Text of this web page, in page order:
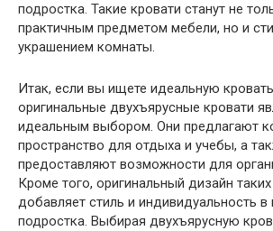
подростка. Такие кровати станут не
практичным предметом мебели, но и
украшением комнаты.
Итак, если вы ищете идеальную
оригинальные двухъярусные кровати
идеальным выбором. Они предлагают
пространство для отдыха и учебы, а
предоставляют возможности для
Кроме того, оригинальный дизайн таких
добавляет стиль и индивидуальность в
подростка. Выбирая двухъярусную